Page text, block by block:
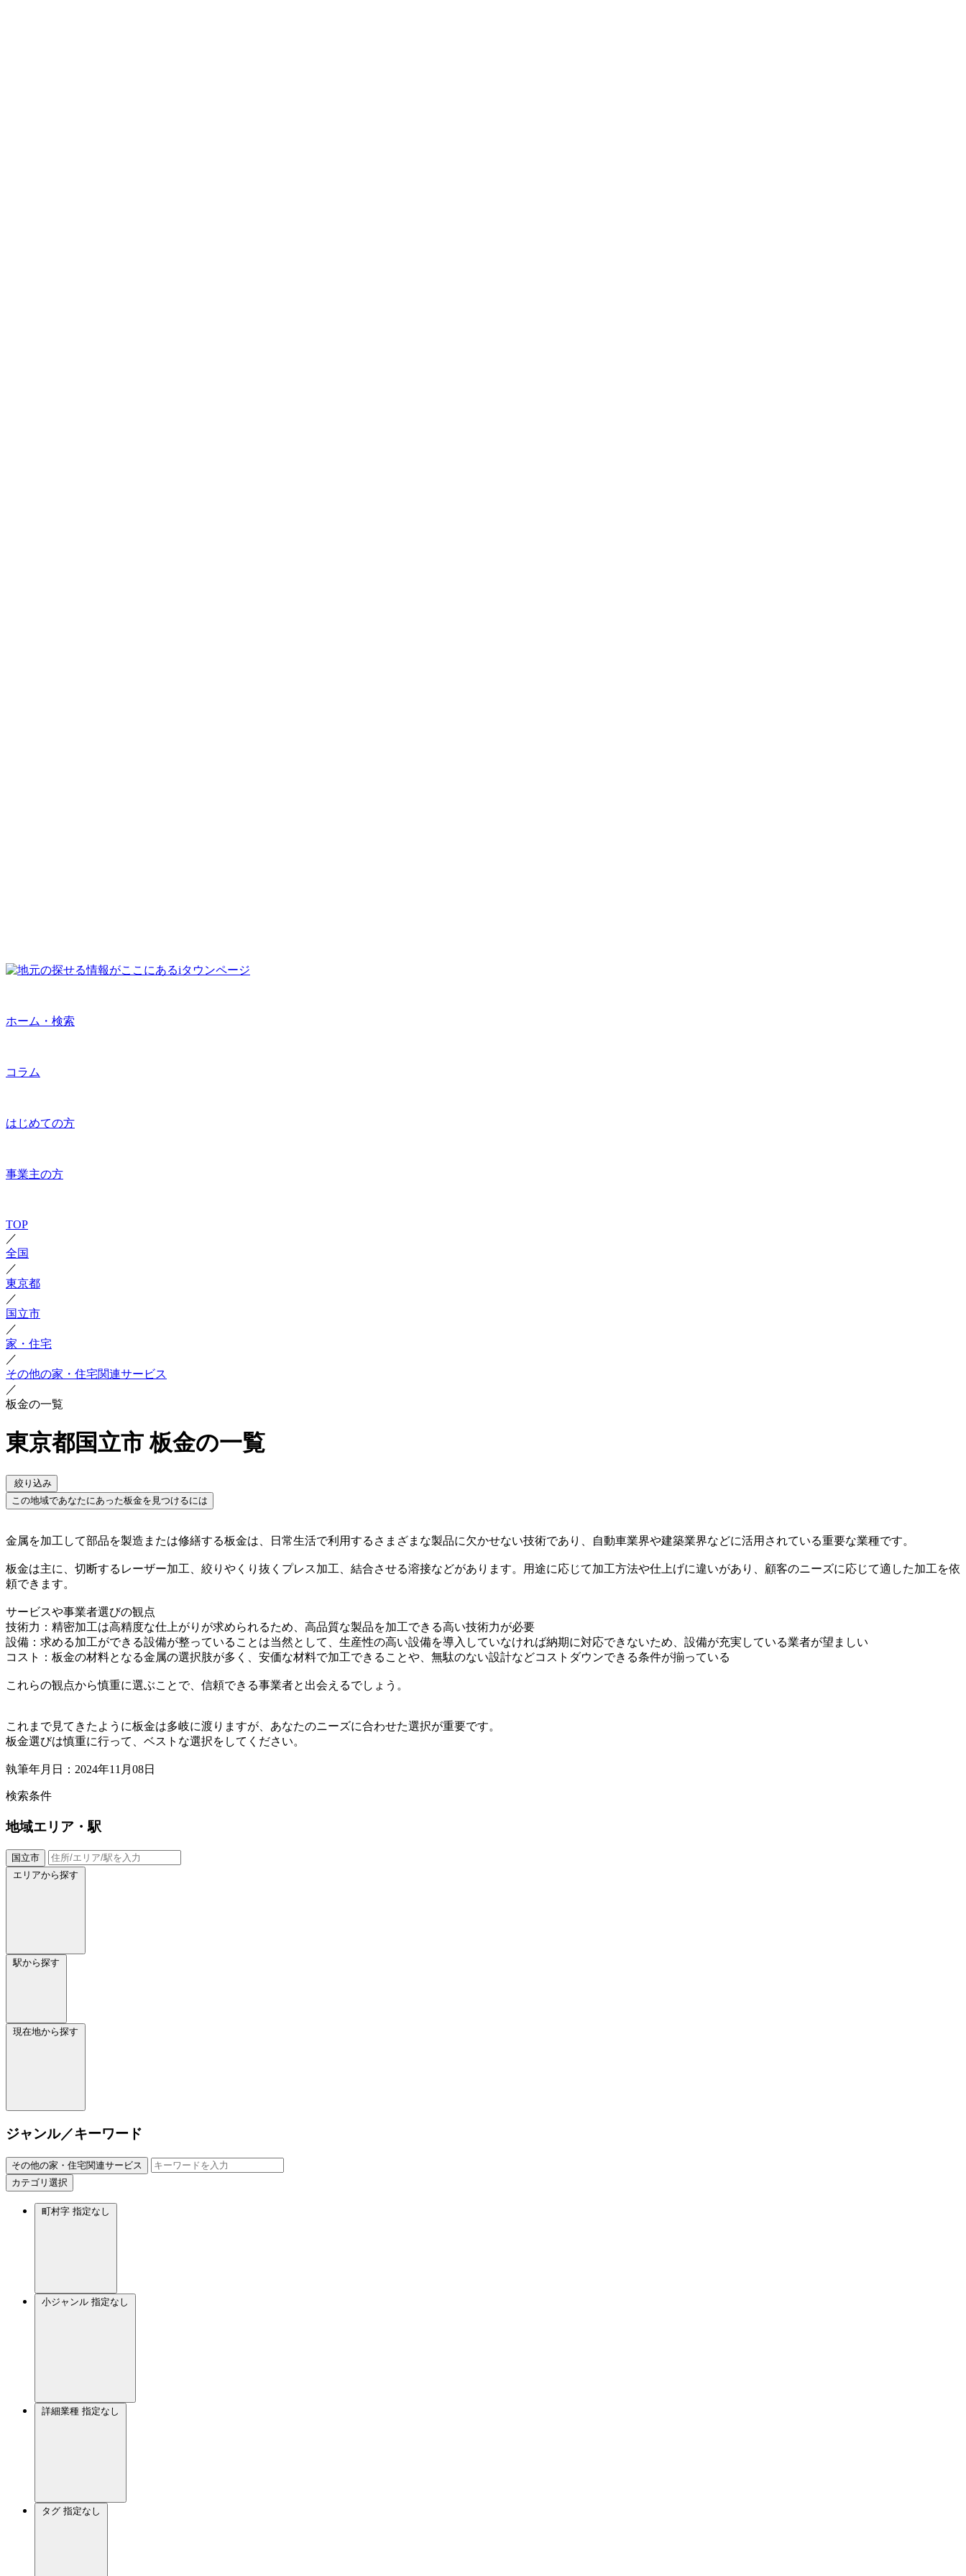
ホーム・検索
コラム
はじめての方
事業主の方
TOP
／
全国
／
東京都
／
国立市
／
家・住宅
／
その他の家・住宅関連サービス
／
板金の一覧
東京都国立市 板金の一覧
絞り込み
この地域であなたにあった板金を見つけるには
金属を加工して部品を製造または修繕する板金は、日常生活で利用するさまざまな製品に欠かせない技術であり、自動車業界や建築業界などに活用されている重要な業種です。
板金は主に、切断するレーザー加工、絞りやくり抜くプレス加工、結合させる溶接などがあります。用途に応じて加工方法や仕上げに違いがあり、顧客のニーズに応じて適した加工を依
頼できます。
サービスや事業者選びの観点
技術力：精密加工は高精度な仕上がりが求められるため、高品質な製品を加工できる高い技術力が必要
設備：求める加工ができる設備が整っていることは当然として、生産性の高い設備を導入していなければ納期に対応できないため、設備が充実している業者が望ましい
コスト：板金の材料となる金属の選択肢が多く、安価な材料で加工できることや、無駄のない設計などコストダウンできる条件が揃っている
これらの観点から慎重に選ぶことで、信頼できる事業者と出会えるでしょう。
これまで見てきたように板金は多岐に渡りますが、あなたのニーズに合わせた選択が重要です。
板金選びは慎重に行って、ベストな選択をしてください。
執筆年月日：2024年11月08日
検索条件
地域エリア・駅
国立市
エリアから探す
駅から探す
現在地から探す
ジャンル／キーワード
その他の家・住宅関連サービス
カテゴリ選択
町村字 指定なし
小ジャンル 指定なし
詳細業種 指定なし
タグ 指定なし